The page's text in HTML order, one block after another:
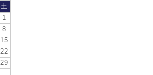
土
1
8
15
22
29